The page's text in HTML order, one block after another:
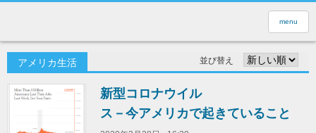
menu
アメリカ生活 並び替え
新型コロナウイル
ス－今アメリカで起きていること